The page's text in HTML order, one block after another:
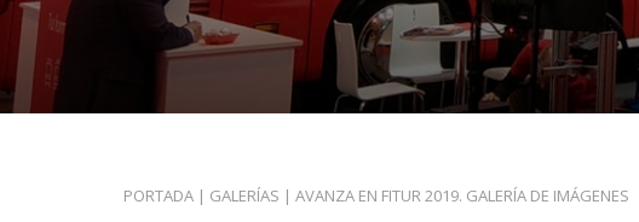
PORTADA | GALERÍAS | AVANZA EN FITUR 2019. GALERÍA DE IMÁGENES